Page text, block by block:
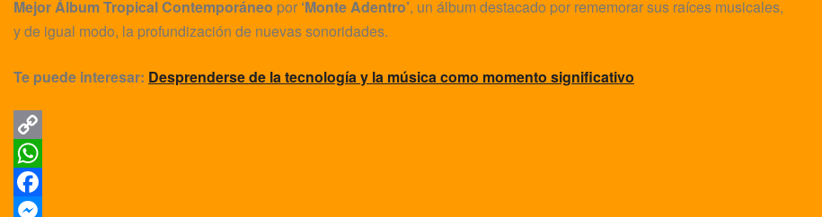
Mejor Álbum Tropical Contemporáneo por ‘Monte Adentro’, un álbum destacado por rememorar sus raíces musicales,
y de igual modo, la profundización de nuevas sonoridades.
Te puede interesar: Desprenderse de la tecnología y la música como momento significativo
C
o
p
W
h
F